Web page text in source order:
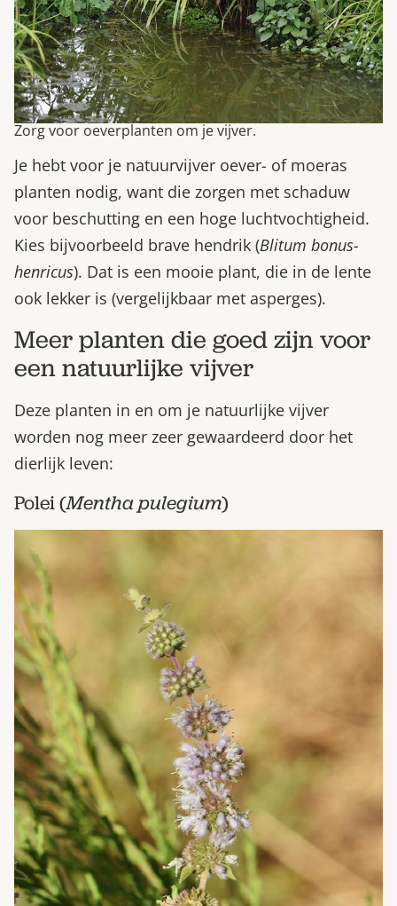
Zorg voor oeverplanten om je vijver.
Je hebt voor je natuurvijver oever- of moeras
planten nodig, want die zorgen met schaduw
voor beschutting en een hoge luchtvochtigheid.
Kies bijvoorbeeld brave hendrik (Blitum bonus-
henricus). Dat is een mooie plant, die in de lente
ook lekker is (vergelijkbaar met asperges).
Meer planten die goed zijn voor
een natuurlijke vijver
Deze planten in en om je natuurlijke vijver
worden nog meer zeer gewaardeerd door het
dierlijk leven:
Polei (Mentha pulegium)